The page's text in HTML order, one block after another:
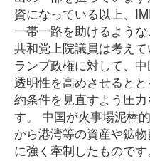
資になっている以上、
一帯一路を助けるような
共和党上院議員は考え
ランプ政権に対して、
透明性を高めさせると
約条件を見直すよう圧
す。 中国が火事場泥棒
から港湾等の資産や鉱
に強く牽制したもので